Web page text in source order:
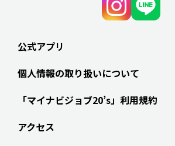
公式アプリ
個人情報の取り扱いについて
「マイナビジョブ20’s」利用規約
アクセス